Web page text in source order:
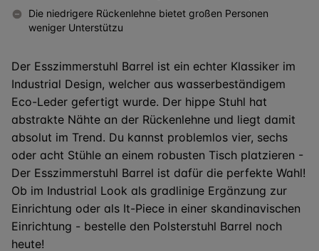
Die niedrigere Rückenlehne bietet großen Personen
weniger Unterstützu
Der Esszimmerstuhl Barrel ist ein echter Klassiker im
Industrial Design, welcher aus wasserbeständigem
Eco-Leder gefertigt wurde. Der hippe Stuhl hat
abstrakte Nähte an der Rückenlehne und liegt damit
absolut im Trend. Du kannst problemlos vier, sechs
oder acht Stühle an einem robusten Tisch platzieren -
Der Esszimmerstuhl Barrel ist dafür die perfekte Wahl!
Ob im Industrial Look als gradlinige Ergänzung zur
Einrichtung oder als It-Piece in einer skandinavischen
Einrichtung - bestelle den Polsterstuhl Barrel noch
heute!